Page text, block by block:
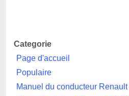
Categorie
Page d'accueil
Populaire
Manuel du conducteur